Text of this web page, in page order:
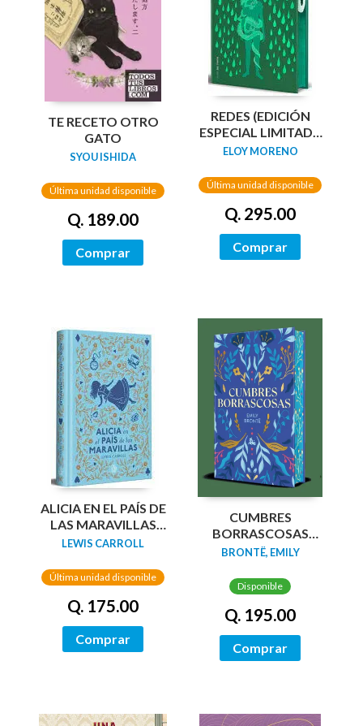
TE RECETO OTRO
GATO
SYOU ISHIDA
Última unidad disponible
Q. 189.00
Comprar
REDES (EDICIÓN
ESPECIAL LIMITADA
GUARDAS DRAGÓN)
ELOY MORENO
Última unidad disponible
Q. 295.00
Comprar
ALICIA EN EL PAÍS DE
LAS MARAVILLAS
(EDICIÓN LIMITADA
PINTADOS)
LEWIS CARROLL
Última unidad disponible
Q. 175.00
Comprar
CUMBRES
BORRASCOSAS
(EDICION LIMITADA
TINTADOS)
BRONTË, EMILY
Disponible
Q. 195.00
Comprar